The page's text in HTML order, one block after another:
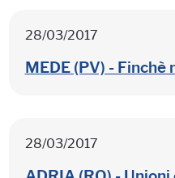
28/03/2017
MEDE (PV) -
28/03/2017